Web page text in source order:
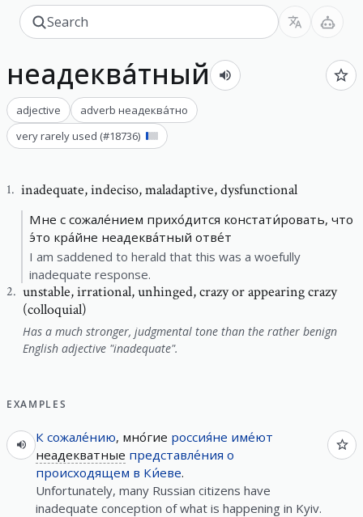
неадеква́тный
adjective adverb неадеква́тно
very rarely used (#18736)
1. inadequate,indeciso, maladaptive, dysfunctional
Мне с сожале́нием прихо́дится констати́ровать, что
э́то кра́йне неадеква́тный отве́т
I am saddened to herald that this was a woefully
inadequate response.
2. unstable,irrational, unhinged, crazy or appearing crazy
(colloquial)
Has a much stronger, judgmental tone than the rather benign
English adjective "inadequate".
EXAMPLES
К сожале́нию, мно́гие россия́не име́ют
неадекватные представле́ния о
происходящем в Ки́еве.
Unfortunately, many Russian citizens have
inadequate conception of what is happening in Kyiv.